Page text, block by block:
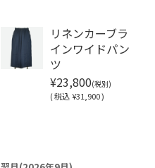
リネンカーブラ
インワイドパン
ツ
¥23,800(税別)
(税込 ¥31,900 )